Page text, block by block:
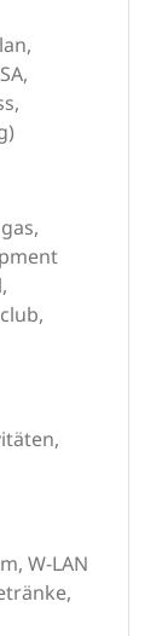
W-LAN